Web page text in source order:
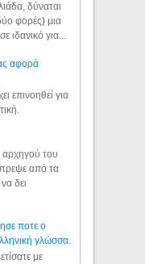
δύναται
φορές) μια
ιδανικό για...
αφορά
επινοηθεί για
του
από τα
δει
ποτε ο
γλώσσα.
με